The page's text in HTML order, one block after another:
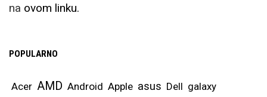
na ovom linku.
POPULARNO
Acer AMD Android Apple asus Dell galaxy